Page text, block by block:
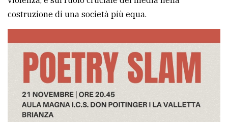
costruzione di una società più equa.